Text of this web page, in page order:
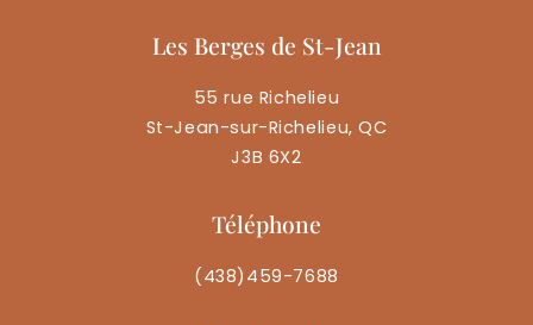
Les Berges de St-Jean
55 rue Richelieu
St-Jean-sur-Richelieu, QC
J3B 6X2
Téléphone
(438)459-7688